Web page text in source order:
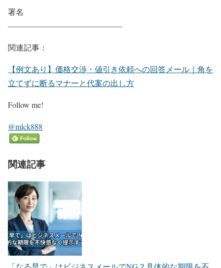
署名
——————————————–
関連記事：
【例文あり】価格交渉・値引き依頼への回答メール｜角を
立てずに断るマナーと代案の出し方
Follow me!
@mlck888
関連記事